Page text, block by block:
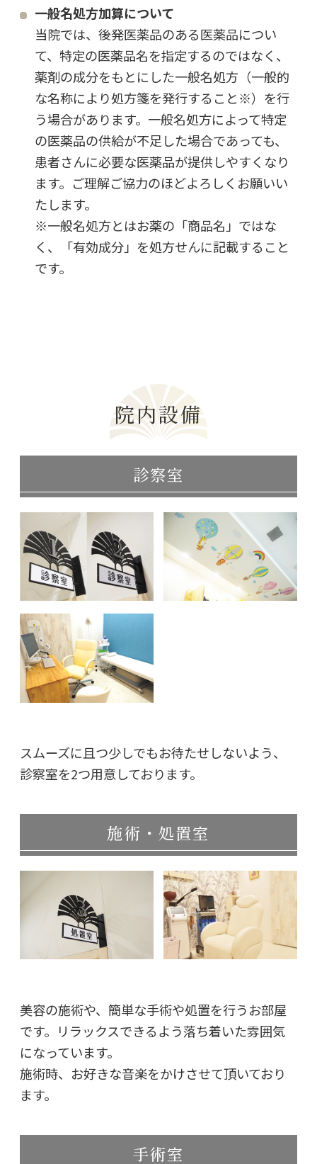
一般名処方加算について
当院では、後発医薬品のある医薬品につい
て、特定の医薬品名を指定するのではなく、
薬剤の成分をもとにした一般名処方（一般的
な名称により処方箋を発行すること※）を行
う場合があります。一般名処方によって特定
の医薬品の供給が不足した場合であっても、
患者さんに必要な医薬品が提供しやすくなり
ます。ご理解ご協力のほどよろしくお願いい
たします。
※一般名処方とはお薬の「商品名」ではな
く、「有効成分」を処方せんに記載すること
です。
院内設備
診察室
スムーズに且つ少しでもお待たせしないよう、
診察室を2つ用意しております。
施術・処置室
美容の施術や、簡単な手術や処置を行うお部屋
です。リラックスできるよう落ち着いた雰囲気
になっています。
施術時、お好きな音楽をかけさせて頂いており
ます。
手術室